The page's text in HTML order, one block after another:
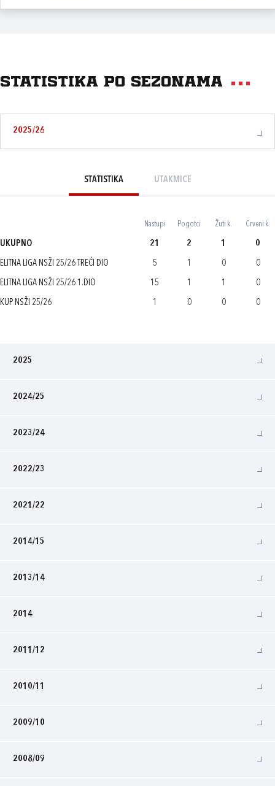
Statistika po sezonama
2025/26
STATISTIKA UTAKMICE
Nastupi Pogotci Žuti k. Crveni k.
UKUPNO 21 2 1 0
ELITNA LIGA NSŽI 25/26 TREĆI DIO 5 1 0 0
ELITNA LIGA NSŽI 25/26 1.DIO 15 1 1 0
KUP NSŽI 25/26 1 0 0 0
2025
2024/25
2023/24
2022/23
2021/22
2014/15
2013/14
2014
2011/12
2010/11
2009/10
2008/09